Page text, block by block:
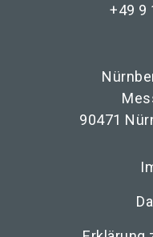
+49 9
90471